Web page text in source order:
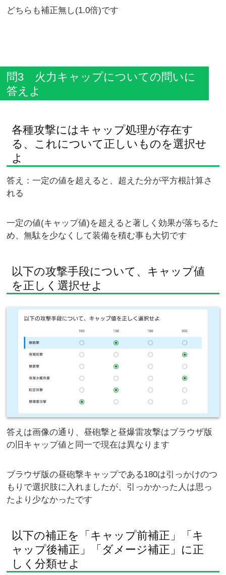
どちらも補正無し(1.0倍)です
問3 火力キャップについての問いに
答えよ
各種攻撃にはキャップ処理が存在す
る、これについて正しいものを選択せ
よ
答え：一定の値を超えると、超えた分が平方根計算さ
れる
一定の値(キャップ値)を超えると著しく効果が落ちるた
め、無駄を少なくして装備を積む事も大切です
以下の攻撃手段について、キャップ値
を正しく選択せよ
答えは画像の通り、昼砲撃と昼爆雷攻撃はブラウザ版
の旧キャップ値と同一で現在は異なります
ブラウザ版の昼砲撃キャップである180は引っかけのつ
もりで選択肢に入れましたが、引っかかった人は思っ
たより少なかったです
以下の補正を「キャップ前補正」「キ
ャップ後補正」「ダメージ補正」に正
しく分類せよ